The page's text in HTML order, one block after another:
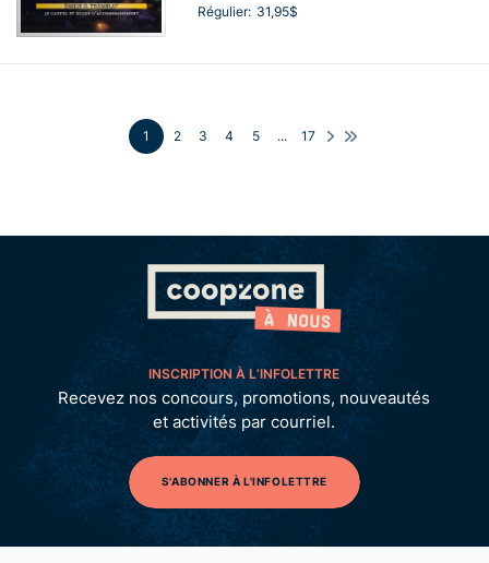
Régulier: 31,95$
1 2 3 4 5 ... 17
INSCRIPTION À L’INFOLETTRE
Recevez nos concours, promotions, nouveautés
et activités par courriel.
S'ABONNER À L'INFOLETTRE